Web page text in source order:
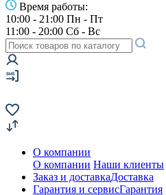
Время работы:
10:00 - 21:00 Пн - Пт
11:00 - 20:00 Сб - Вс
О компании
О компании Наши клиенты
Заказ и доставкаДоставка
Гарантия и сервисГарантия